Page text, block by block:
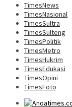
TimesNews
TimesNasional
TimesSultra
TimesSulteng
TimesPolitik
TimesMetro
TimesHukrim
TimesEdukasi
TimesOpini
TimesFoto